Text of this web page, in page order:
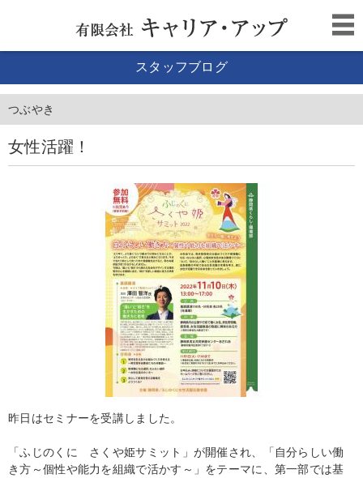
スタッフブログ
つぶやき
女性活躍！
昨日はセミナーを受講しました。
「ふじのくに さくや姫サミット」が開催され、「自分らしい働
き方～個性や能力を組織で活かす～」をテーマに、第一部では基